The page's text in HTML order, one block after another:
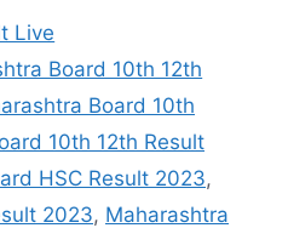
Live
Board 10th 12th
Board 10th
10th 12th Result
HSC Result 2023,
2023, Maharashtra